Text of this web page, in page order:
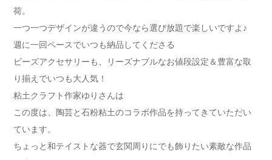
荷。
一つ一つデザインが違うので今なら選び放題で楽しいですよ♪
週に一回ペースでいつも納品してくださる
ビーズアクセサリーも、リーズナブルなお値段設定＆豊富な取
り揃えでいつも大人気！
粘土クラフト作家ゆりさんは
この度は、陶芸と石粉粘土のコラボ作品を持ってきていただい
ています。
ちょっと和テイストな器で玄関周りにでも飾りたい素敵な作品